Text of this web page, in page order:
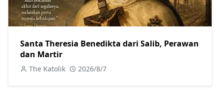
Santa Theresia Benedikta dari Salib, Perawan
dan Martir
The Katolik 2026/8/7